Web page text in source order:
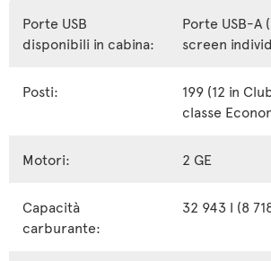
Porte USB
disponibili in cabina:
Porte USB-A
screen
Posti:
199 (12 in
classe
Motori: 2 GE
Capacità
carburante:
32 943 l (8